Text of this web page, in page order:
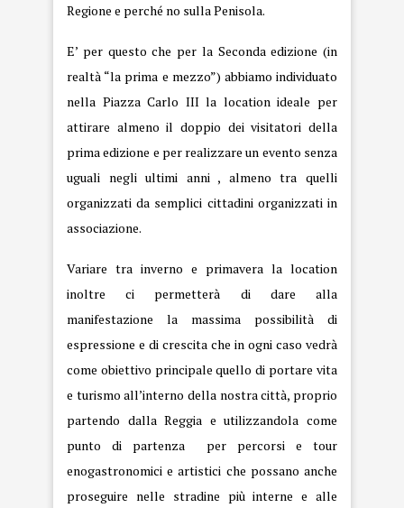
Regione e perché no sulla Penisola.
E’ per questo che per la Seconda edizione (in
realtà “la prima e mezzo”) abbiamo individuato
nella Piazza Carlo III la location ideale per
attirare almeno il doppio dei visitatori della
prima edizione e per realizzare un evento senza
uguali negli ultimi anni , almeno tra quelli
organizzati da semplici cittadini organizzati in
associazione.
Variare tra inverno e primavera la location
inoltre ci permetterà di dare alla
manifestazione la massima possibilità di
espressione e di crescita che in ogni caso vedrà
come obiettivo principale quello di portare vita
e turismo all’interno della nostra città, proprio
partendo dalla Reggia e utilizzandola come
punto di partenza per percorsi e tour
enogastronomici e artistici che possano anche
proseguire nelle stradine più interne e alle